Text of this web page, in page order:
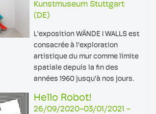
Kunstmuseum Stuttgart
(DE)
L'exposition WÄNDE I WALLS est
consacrée à l'exploration
artistique du mur comme limite
spatiale depuis la fin des
années 1960 jusqu'à nos jours.
Hello Robot!
26/09/2020-03/01/2021 -